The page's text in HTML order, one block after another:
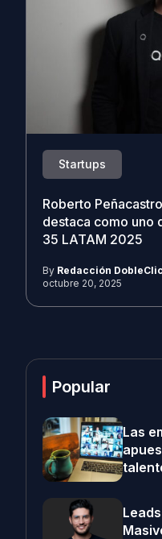
Startups
Roberto
destaca como uno
35 LATAM 2025
By Redacción DobleClic
octubre 20, 2025
Popular
Las